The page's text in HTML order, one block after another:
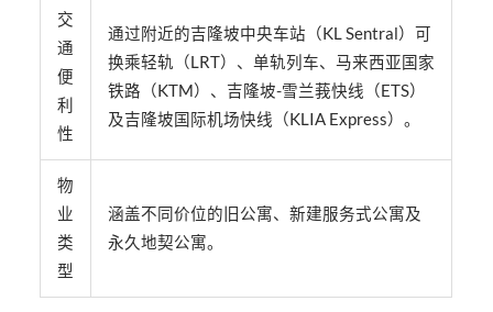
交
通
便
利
性
通过附近的吉隆坡中央车站（KL Sentral）可
换乘轻轨（LRT）、单轨列车、马来西亚国家
铁路（KTM）、吉隆坡-雪兰莪快线（ETS）
及吉隆坡国际机场快线（KLIA Express）。
物
业
类
型
涵盖不同价位的旧公寓、新建服务式公寓及
永久地契公寓。